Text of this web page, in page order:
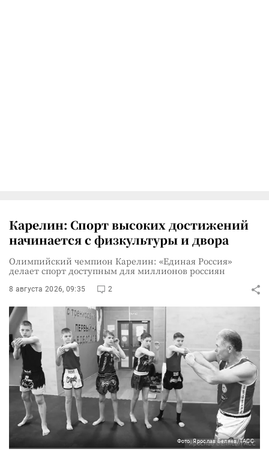
Карелин: Спорт высоких достижений
начинается с физкультуры и двора
Олимпийский чемпион Карелин: «Единая Россия»
делает спорт доступным для миллионов россиян
8 августа 2026, 09:35 2
Фото: Ярослав Беляев/ТАСС